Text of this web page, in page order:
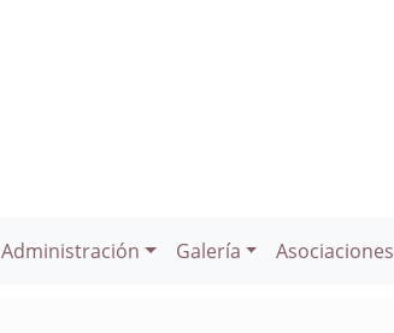
Administración Galería Asociaciones